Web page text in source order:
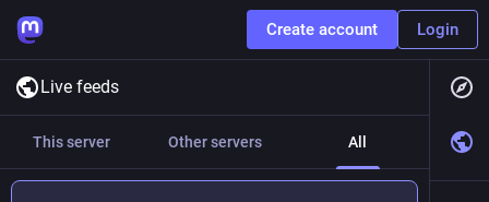
Create account Login
Live feeds
This server Other servers All